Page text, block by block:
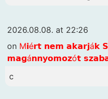
2026.08.08. at 22:26
on M𝗶é𝗿𝘁 𝗻𝗲𝗺 𝗮𝗸𝗮𝗿𝗷á𝗸
𝗺𝗮𝗴á𝗻𝗻𝘆𝗼𝗺𝗼𝘇ó𝘁
c